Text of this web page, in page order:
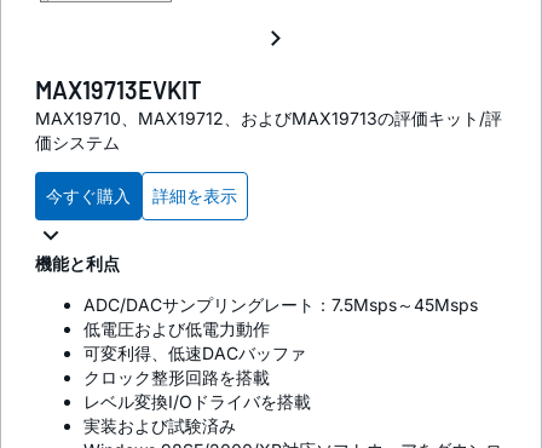
MAX19713EVKIT
MAX19710、MAX19712、およびMAX19713の評価キット/評
価システム
今すぐ購入 詳細を表示
機能と利点
ADC/DACサンプリングレート：7.5Msps～45Msps
低電圧および低電力動作
可変利得、低速DACバッファ
クロック整形回路を搭載
レベル変換I/Oドライバを搭載
実装および試験済み